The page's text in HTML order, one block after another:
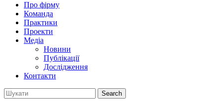
Про фірму
Команда
Практики
Проекти
Медіа
Новини
Публікації
Дослідження
Контакти